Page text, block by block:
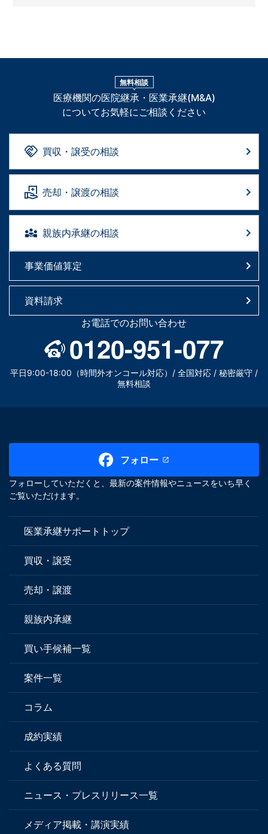
無料相談
医療機関の医院継承・医業承継(M&A)
についてお気軽にご相談ください
買収・譲受の相談
売却・譲渡の相談
親族内承継の相談
事業価値算定
資料請求
お電話でのお問い合わせ
0120-951-077
平日9:00-18:00（時間外オンコール対応）/ 全国対応 / 秘密厳守 /
無料相談
フォロー
フォローしていただくと、最新の案件情報やニュースをいち早く
ご覧いただけます。
医業承継サポートトップ
買収・譲受
売却・譲渡
親族内承継
買い手候補一覧
案件一覧
コラム
成約実績
よくある質問
ニュース・プレスリリース一覧
メディア掲載・講演実績